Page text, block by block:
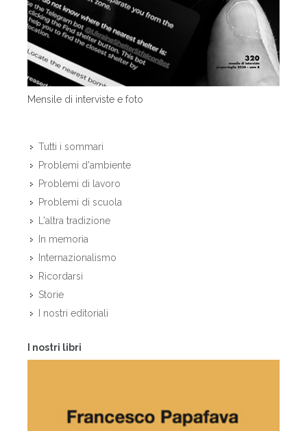
Mensile di interviste e foto
Tutti i sommari
Problemi d'ambiente
Problemi di lavoro
Problemi di scuola
L'altra tradizione
In memoria
Internazionalismo
Ricordarsi
Storie
I nostri editoriali
I nostri libri